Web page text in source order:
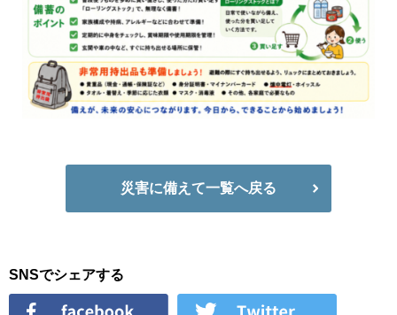
災害に備えて一覧へ戻る
SNSでシェアする